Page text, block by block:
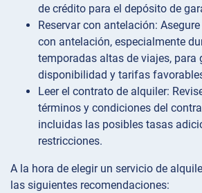
de crédito para el depósito de
Reservar con antelación:
con antelación, especialmente
temporadas altas de viajes, para
disponibilidad y tarifas
Leer el contrato de alquiler:
términos y condiciones del
incluidas las posibles tasas
restricciones.
A la hora de elegir un servicio de
las siguientes recomendaciones: